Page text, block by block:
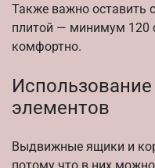
Также важно оставить
плитой — минимум 120
комфортно.
элементов
Выдвижные ящики и